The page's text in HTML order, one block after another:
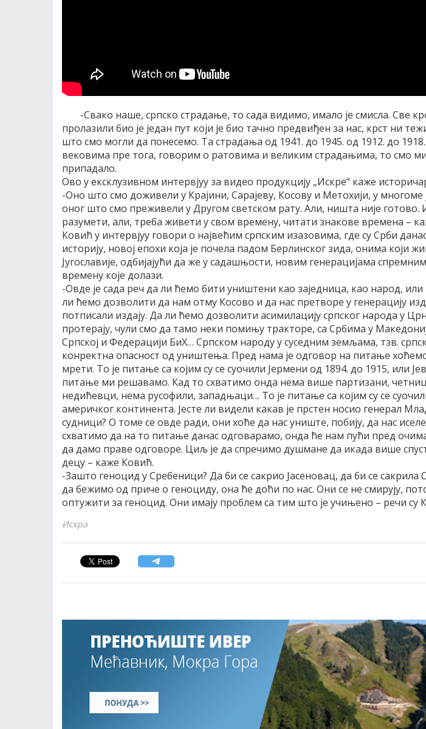
-Свако наше, српско страдање, то сада видимо, имало је смисла. Све
пролазили био је један пут који је био тачно предвиђен за нас, крст ни
што смо могли да понесемо. Та страдања од 1941. до 1945. од 1912. до
вековима пре тога, говорим о ратовима и великим страдањима, то смо
припадало.
Ово у ексклузивном интервјуу за видео продукцију „Искре“ каже
-Оно што смо доживели у Крајини, Сарајеву, Косову и Метохији, у многоме
оног што смо преживели у Другом светском рату. Али, ништа није готово.
разумети, али, треба живети у свом времену, читати знакове времена –
Ковић у интервјуу говори о највећим српским изазовима, где су Срби
историју, новој епохи која је почела падом Берлинског зида, онима који
Југославије, одбијајући да же у садашњости, новим генерацијама
времену које долази.
-Овде је сада реч да ли ћемо бити уништени као заједница, као народ,
ли ћемо дозволити да нам отму Косово и да нас претворе у генерацију
потписали издају. Да ли ћемо дозволити асимилацију српског народа у
протерају, чули смо да тамо неки помињу тракторе, са Србима у
Српској и Федерацији БиХ… Српском народу у суседним земљама, тзв.
конректна опасност од уништења. Пред нама је одговор на питање
мрети. То је питање са којим су се суочили Јермени од 1894. до 1915, или
питање ми решавамо. Кад то схватимо онда нема више партизани,
недићевци, нема русофили, западњаци… То је питање са којим су се
америчког континента. Јесте ли видели какав је прстен носио генерал
судници? О томе се овде ради, они хоће да нас униште, побију, да нас
схватимо да на то питање данас одговарамо, онда ће нам пући пред
да дамо праве одговоре. Циљ је да спречимо душмане да икада више
децу – каже Ковић.
-Зашто геноцид у Сребеници? Да би се сакрио Јасеновац, да би се
да бежимо од приче о геноциду, она ће доћи по нас. Они се не смирују,
оптужити за геноцид. Они имају проблем са тим што је учињено – речи су
Искра